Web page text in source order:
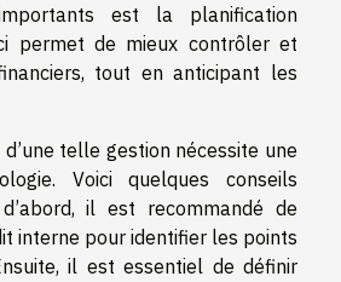
est la planification
permet de mieux contrôler et
tout en anticipant les
telle gestion nécessite une
Voici quelques conseils
il est recommandé de
interne pour identifier les points
il est essentiel de définir